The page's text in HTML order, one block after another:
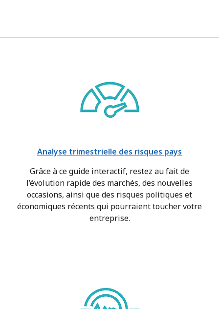
Analyse trimestrielle des risques pays
Grâce à ce guide interactif, restez au fait de
l’évolution rapide des marchés, des nouvelles
occasions, ainsi que des risques politiques et
économiques récents qui pourraient toucher votre
entreprise.